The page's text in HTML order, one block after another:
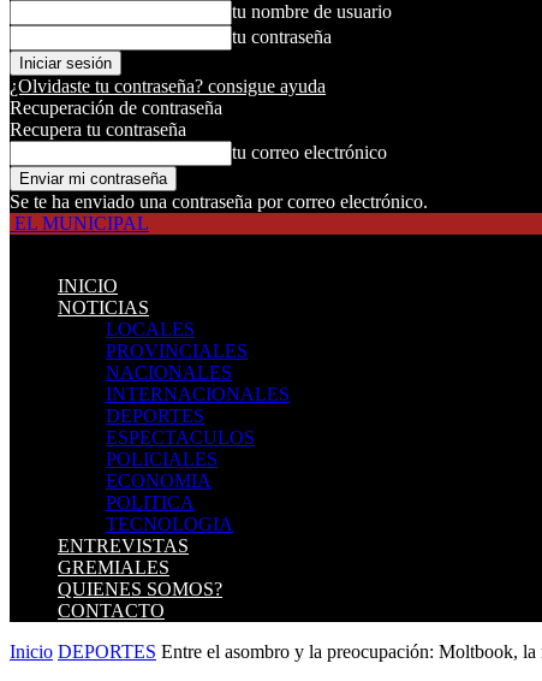
tu nombre de usuario
tu contraseña
¿Olvidaste tu contraseña? consigue ayuda
Recuperación de contraseña
Recupera tu contraseña
tu correo electrónico
Se te ha enviado una contraseña por correo electrónico.
EL MUNICIPAL
INICIO
NOTICIAS
LOCALES
PROVINCIALES
NACIONALES
INTERNACIONALES
DEPORTES
ESPECTACULOS
POLICIALES
ECONOMIA
POLITICA
TECNOLOGIA
ENTREVISTAS
GREMIALES
QUIENES SOMOS?
CONTACTO
Inicio DEPORTES Entre el asombro y la preocupación: Moltbook, la